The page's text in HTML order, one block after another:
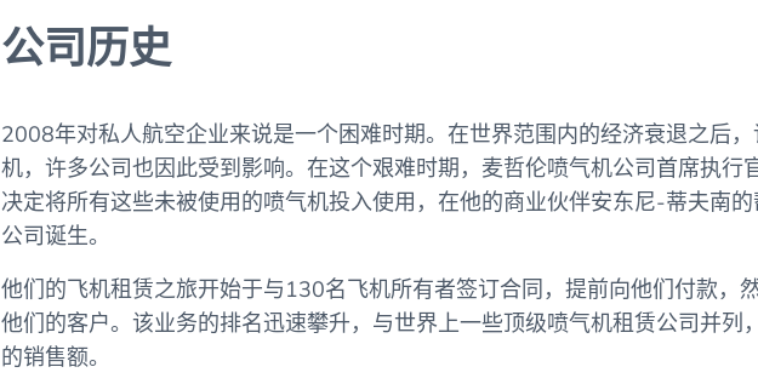
公司历史
2008年对私人航空企业来说是一个困难时期。在世界范围内的经济衰退之后
机，许多公司也因此受到影响。在这个艰难时期，麦哲伦喷气机公司首席执行
决定将所有这些未被使用的喷气机投入使用，在他的商业伙伴安东尼-蒂夫南
公司诞生。
他们的飞机租赁之旅开始于与130名飞机所有者签订合同，提前向他们付款，
他们的客户。该业务的排名迅速攀升，与世界上一些顶级喷气机租赁公司并列
的销售额。